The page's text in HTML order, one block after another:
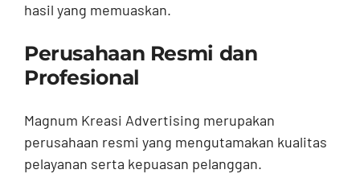
hasil yang memuaskan.
Perusahaan Resmi dan
Profesional
Magnum Kreasi Advertising merupakan
perusahaan resmi yang mengutamakan kualitas
pelayanan serta kepuasan pelanggan.